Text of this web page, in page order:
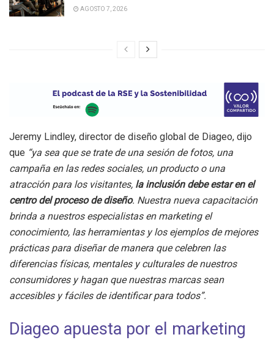
AGOSTO 7, 2026
Jeremy Lindley, director de diseño global de Diageo, dijo
que “ya sea que se trate de una sesión de fotos, una
campaña en las redes sociales, un producto o una
atracción para los visitantes, la inclusión debe estar en el
centro del proceso de diseño. Nuestra nueva capacitación
brinda a nuestros especialistas en marketing el
conocimiento, las herramientas y los ejemplos de mejores
prácticas para diseñar de manera que celebren las
diferencias físicas, mentales y culturales de nuestros
consumidores y hagan que nuestras marcas sean
accesibles y fáciles de identificar para todos”.
Diageo apuesta por el marketing